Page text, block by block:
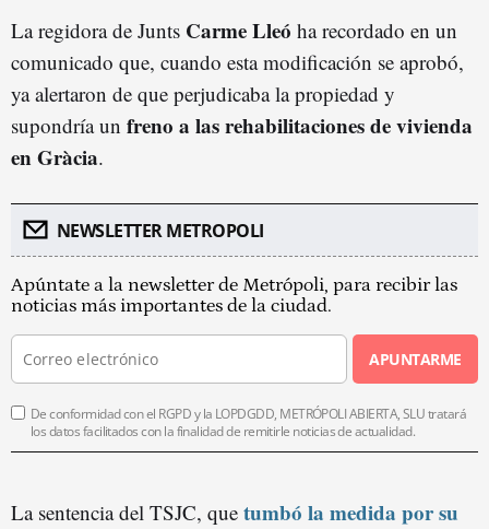
La regidora de Junts Carme Lleó ha recordado en un
comunicado que, cuando esta modificación se aprobó,
ya alertaron de que perjudicaba la propiedad y
supondría un freno a las rehabilitaciones de vivienda
en Gràcia.
NEWSLETTER METROPOLI
Apúntate a la newsletter de Metrópoli, para recibir las
noticias más importantes de la ciudad.
APUNTARME
De conformidad con el RGPD y la LOPDGDD, METRÓPOLI ABIERTA, SLU tratará
los datos facilitados con la finalidad de remitirle noticias de actualidad.
La sentencia del TSJC, que tumbó la medida por su